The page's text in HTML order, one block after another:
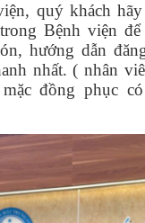
quý khách
Bệnh viện
hướng dẫn
nhất. ( nhân
đồng phục